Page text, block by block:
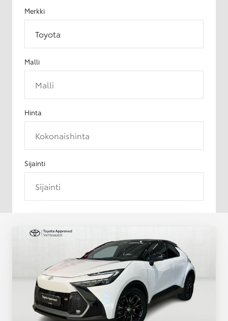
Merkki
Toyota
Malli
Malli
Hinta
Kokonaishinta
Sijainti
Sijainti